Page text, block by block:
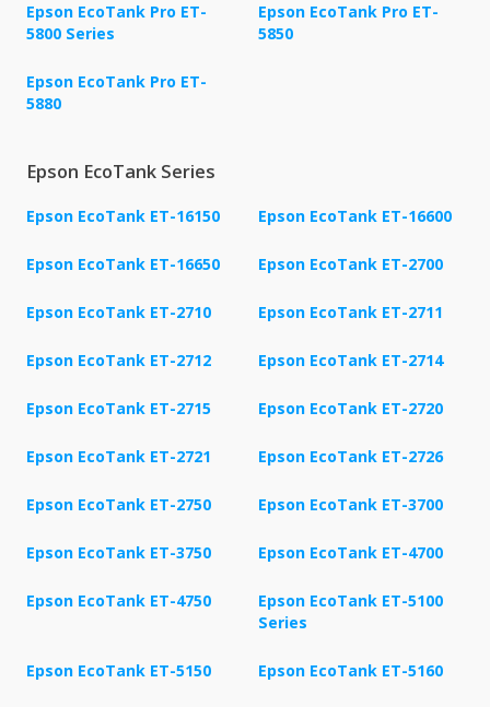
Epson EcoTank Pro ET-
5800 Series
Epson EcoTank Pro ET-
5850
Epson EcoTank Pro ET-
5880
Epson EcoTank Series
Epson EcoTank ET-16150 Epson EcoTank ET-16600
Epson EcoTank ET-16650 Epson EcoTank ET-2700
Epson EcoTank ET-2710 Epson EcoTank ET-2711
Epson EcoTank ET-2712 Epson EcoTank ET-2714
Epson EcoTank ET-2715 Epson EcoTank ET-2720
Epson EcoTank ET-2721 Epson EcoTank ET-2726
Epson EcoTank ET-2750 Epson EcoTank ET-3700
Epson EcoTank ET-3750 Epson EcoTank ET-4700
Epson EcoTank ET-4750
Epson EcoTank ET-5100
Series
Epson EcoTank ET-5150 Epson EcoTank ET-5160